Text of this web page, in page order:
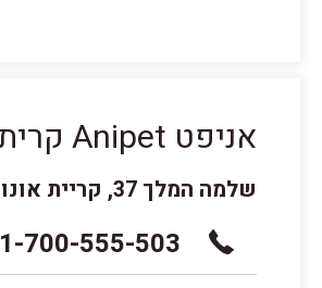
אניפט Anipet קרית אונו
שלמה המלך 37, קריית אונו
1-700-555-503